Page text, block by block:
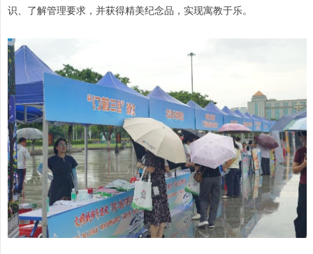
识、了解管理要求，并获得精美纪念品，实现寓教于乐。